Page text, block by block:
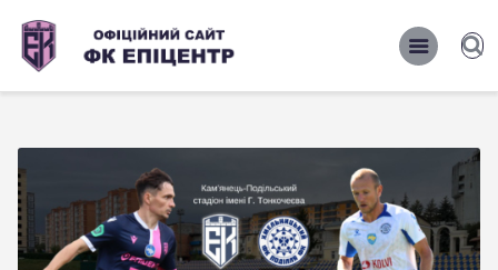
ОФІЦІЙНИЙ САЙТ ФК ЕПІЦЕНТР
ОФІЦІЙНИЙ САЙТ ФК ЕПІЦЕНТР
Головна
Новини
Команда